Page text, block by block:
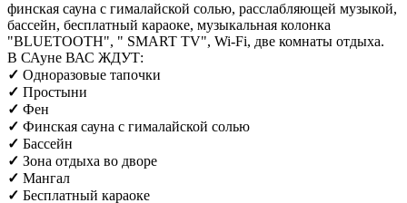
финская сауна с гималайской солью, расслабляющей музыкой,
бассейн, бесплатный караоке, музыкальная колонка
"BLUETOOTH", " SMART TV", Wi-Fi, две комнаты отдыха.
В САуне ВАС ЖДУТ:
✓ Одноразовые тапочки
✓ Простыни
✓ Фен
✓ Финская сауна с гималайской солью
✓ Бассейн
✓ Зона отдыха во дворе
✓ Мангал
✓ Бесплатный караоке